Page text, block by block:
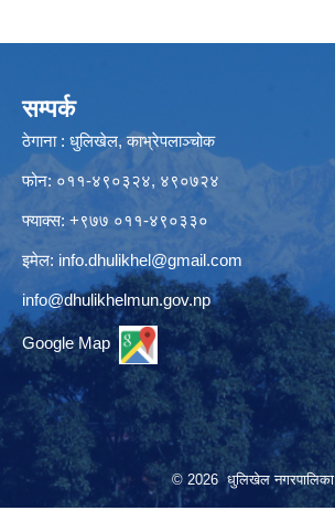
सम्पर्क
ठेगाना : धुलिखेल, काभ्रेपलाञ्चोक
फोन: ०११-४९०३२४, ४९०७२४
फ्याक्स: +९७७ ०११-४९०३३०
इमेल: info.dhulikhel@gmail.com
info@dhulikhelmun.gov.np
Google Map
© 2026 धुलिखेल नगरपालिका